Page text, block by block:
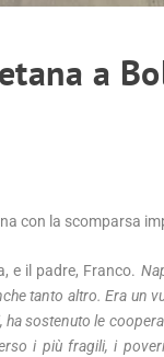
a
con la scomparsa
e il padre, Franco.
tanto altro. Era un
sostenuto le
i più fragili, i